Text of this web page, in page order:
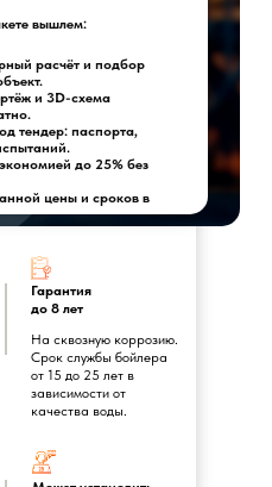
вышлем:
расчёт и подбор
и 3D-схема
тендер: паспорта,
до 25% без
цены и сроков в
Гарантия
до 8 лет
На сквозную коррозию.
Срок службы бойлера
от 15 до 25 лет в
зависимости от
качества воды.